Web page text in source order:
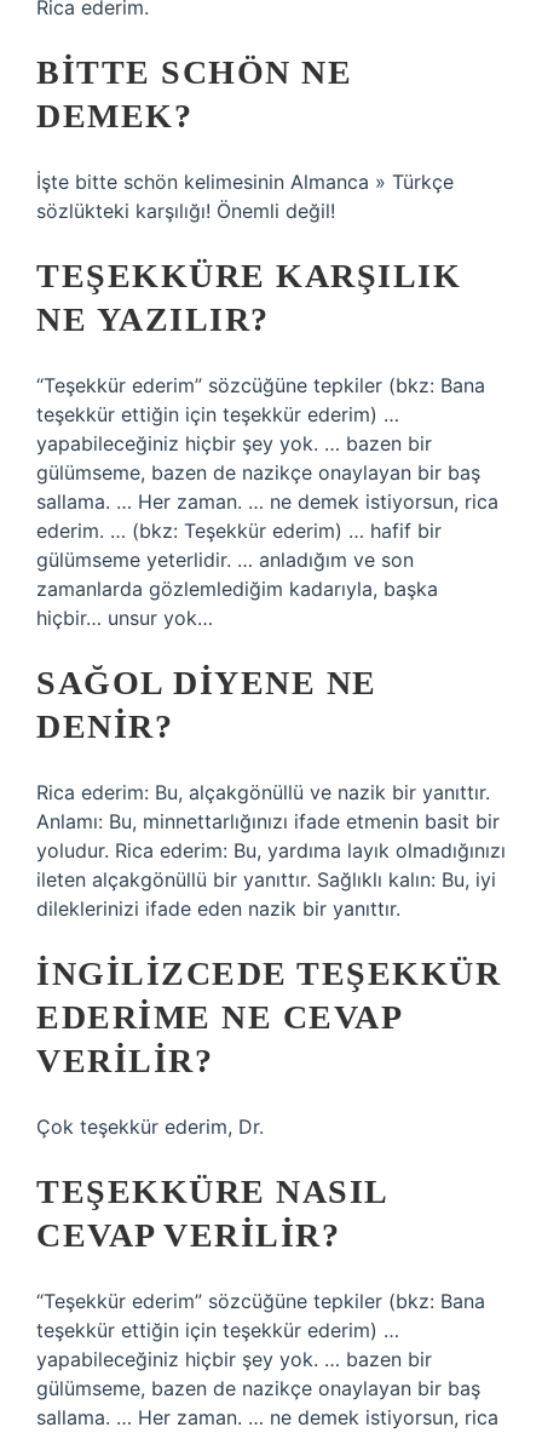
Rica ederim.
BITTE SCHÖN NE
DEMEK?
İşte bitte schön kelimesinin Almanca » Türkçe
sözlükteki karşılığı! Önemli değil!
TEŞEKKÜRE KARŞILIK
NE YAZILIR?
“Teşekkür ederim” sözcüğüne tepkiler (bkz: Bana
teşekkür ettiğin için teşekkür ederim) …
yapabileceğiniz hiçbir şey yok. … bazen bir
gülümseme, bazen de nazikçe onaylayan bir baş
sallama. … Her zaman. … ne demek istiyorsun, rica
ederim. … (bkz: Teşekkür ederim) … hafif bir
gülümseme yeterlidir. … anladığım ve son
zamanlarda gözlemlediğim kadarıyla, başka
hiçbir… unsur yok…
SAĞOL DIYENE NE
DENIR?
Rica ederim: Bu, alçakgönüllü ve nazik bir yanıttır.
Anlamı: Bu, minnettarlığınızı ifade etmenin basit bir
yoludur. Rica ederim: Bu, yardıma layık olmadığınızı
ileten alçakgönüllü bir yanıttır. Sağlıklı kalın: Bu, iyi
dileklerinizi ifade eden nazik bir yanıttır.
İNGILIZCEDE TEŞEKKÜR
EDERIME NE CEVAP
VERILIR?
Çok teşekkür ederim, Dr.
TEŞEKKÜRE NASIL
CEVAP VERILIR?
“Teşekkür ederim” sözcüğüne tepkiler (bkz: Bana
teşekkür ettiğin için teşekkür ederim) …
yapabileceğiniz hiçbir şey yok. … bazen bir
gülümseme, bazen de nazikçe onaylayan bir baş
sallama. … Her zaman. … ne demek istiyorsun, rica